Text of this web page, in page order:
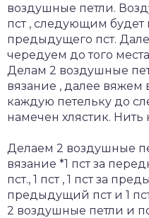
воздушные петли.
пст , следующим будет
предыдущего пст.
чередуем до того
Делам 2 воздушные
вязание , далее вяжем
каждую петельку до
намечен хлястик.
Делаем 2 воздушные
вязание *1 пст за
пст., 1 пст , 1 пст за
предыдущий пст и 1
2 воздушные петли и